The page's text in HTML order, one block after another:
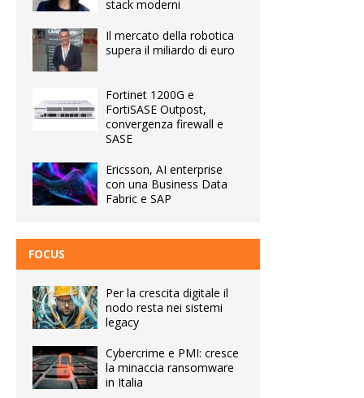
stack moderni
Il mercato della robotica
supera il miliardo di euro
Fortinet 1200G e
FortiSASE Outpost,
convergenza firewall e
SASE
Ericsson, AI enterprise
con una Business Data
Fabric e SAP
FOCUS
Per la crescita digitale il
nodo resta nei sistemi
legacy
Cybercrime e PMI: cresce
la minaccia ransomware
in Italia